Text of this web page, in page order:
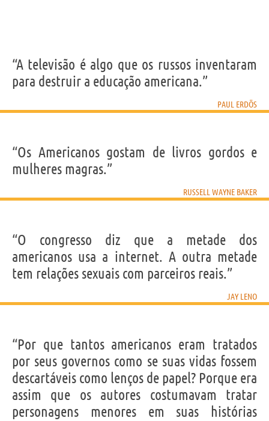
“A televisão é algo que os russos inventaram
para destruir a educação americana.”
PAUL ERDÖS
“Os Americanos gostam de livros gordos e
mulheres magras.”
RUSSELL WAYNE BAKER
“O congresso diz que a metade dos
americanos usa a internet. A outra metade
tem relações sexuais com parceiros reais.”
JAY LENO
“Por que tantos americanos eram tratados
por seus governos como se suas vidas fossem
descartáveis como lenços de papel? Porque era
assim que os autores costumavam tratar
personagens menores em suas histórias